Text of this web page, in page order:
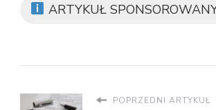
ARTYKUŁ
POPRZEDNI ARTYKUŁ